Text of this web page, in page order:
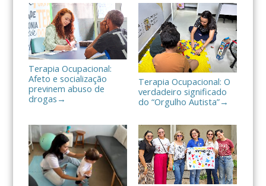
a
r
Terapia Ocupacional:
Afeto e socialização
previnem abuso de
drogas →
Terapia Ocupacional: O
verdadeiro significado
do “Orgulho Autista”→